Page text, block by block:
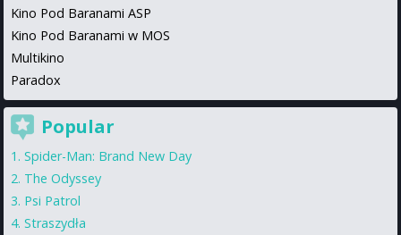
Kino Pod Baranami ASP
Kino Pod Baranami w MOS
Multikino
Paradox
Popular
Spider-Man: Brand New Day
The Odyssey
Psi Patrol
Straszydła